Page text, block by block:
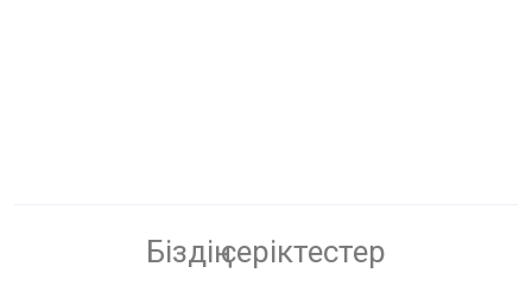
Біздің серіктестер